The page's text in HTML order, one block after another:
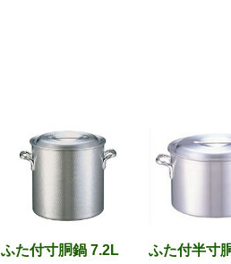
ふた付寸胴鍋 7.2L ふた付半寸